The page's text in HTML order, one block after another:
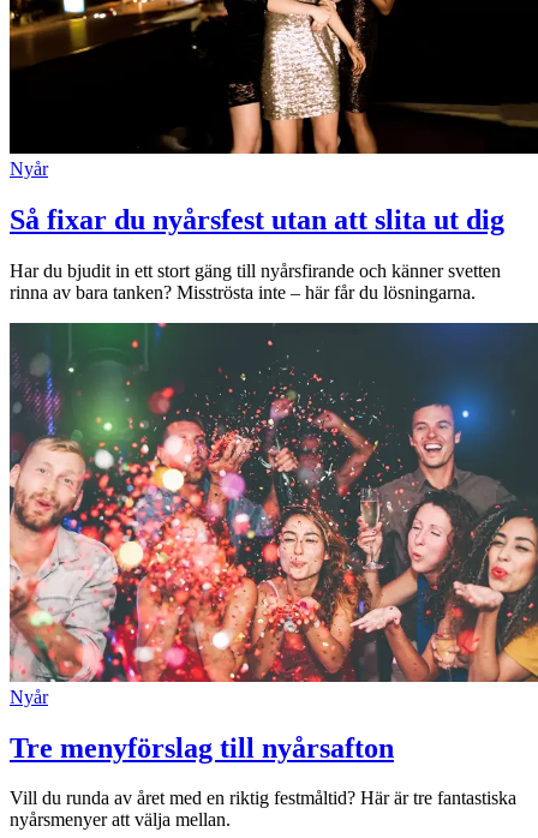
Nyår
Så fixar du nyårsfest utan att slita ut dig
Har du bjudit in ett stort gäng till nyårsfirande och känner svetten
rinna av bara tanken? Misströsta inte – här får du lösningarna.
Nyår
Tre menyförslag till nyårsafton
Vill du runda av året med en riktig festmåltid? Här är tre fantastiska
nyårsmenyer att välja mellan.